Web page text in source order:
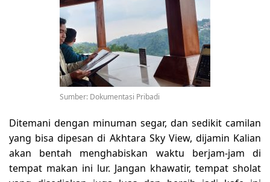
Sumber: Dokumentasi Pribadi
Ditemani dengan minuman segar, dan sedikit camilan
yang bisa dipesan di Akhtara Sky View, dijamin Kalian
akan bentah menghabiskan waktu berjam-jam di
tempat makan ini lur. Jangan khawatir, tempat sholat